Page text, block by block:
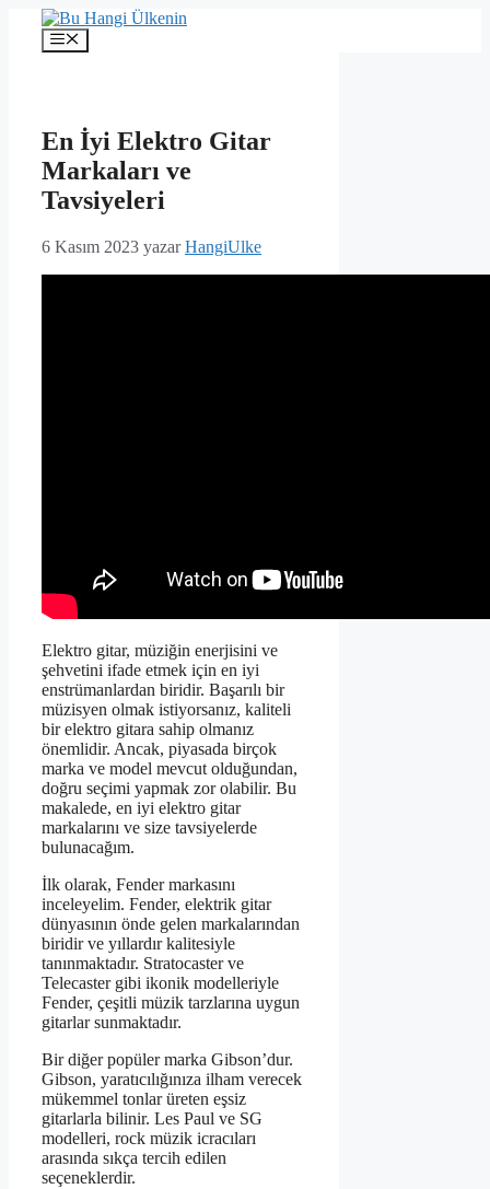
İçeriğe
Menü
En İyi Elektro Gitar
Markaları ve
Tavsiyeleri
6 Kasım 2023 yazarHangiUlke
Elektro gitar, müziğin enerjisini ve
şehvetini ifade etmek için en iyi
enstrümanlardan biridir. Başarılı bir
müzisyen olmak istiyorsanız, kaliteli
bir elektro gitara sahip olmanız
önemlidir. Ancak, piyasada birçok
marka ve model mevcut olduğundan,
doğru seçimi yapmak zor olabilir. Bu
makalede, en iyi elektro gitar
markalarını ve size tavsiyelerde
bulunacağım.
İlk olarak, Fender markasını
inceleyelim. Fender, elektrik gitar
dünyasının önde gelen markalarından
biridir ve yıllardır kalitesiyle
tanınmaktadır. Stratocaster ve
Telecaster gibi ikonik modelleriyle
Fender, çeşitli müzik tarzlarına uygun
gitarlar sunmaktadır.
Bir diğer popüler marka Gibson’dur.
Gibson, yaratıcılığınıza ilham verecek
mükemmel tonlar üreten eşsiz
gitarlarla bilinir. Les Paul ve SG
modelleri, rock müzik icracıları
arasında sıkça tercih edilen
seçeneklerdir.